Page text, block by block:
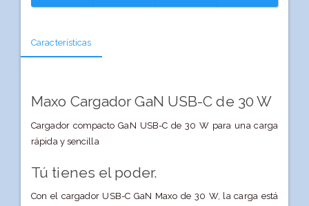
Características
Maxo Cargador GaN USB-C de 30 W
Cargador compacto GaN USB-C de 30 W para una carga
rápida y sencilla
Tú tienes el poder.
Con el cargador USB-C GaN Maxo de 30 W, la carga está